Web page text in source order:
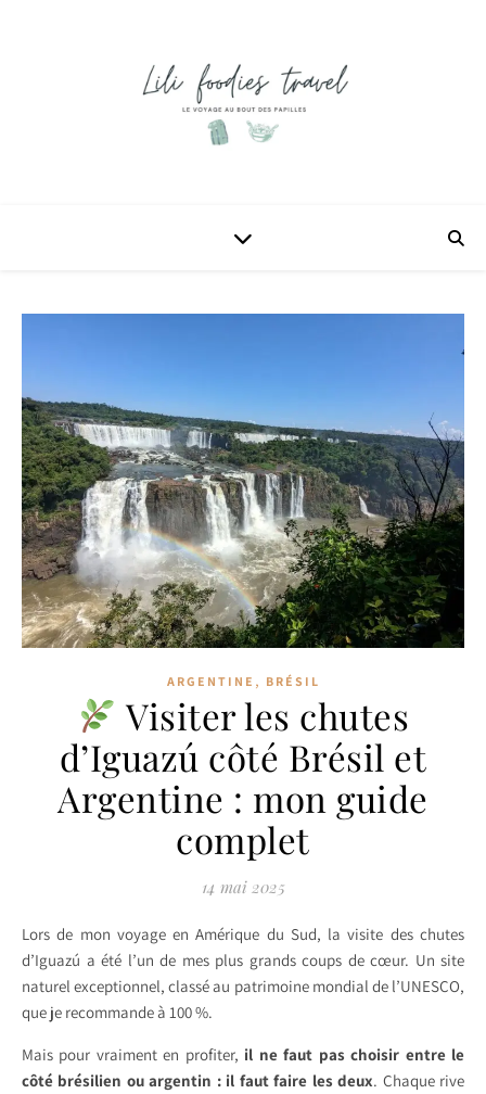
ARGENTINE , BRÉSIL
Visiter les chutes
d’Iguazú côté Brésil et
Argentine : mon guide
complet
14 mai 2025
Lors de mon voyage en Amérique du Sud, la visite des chutes
d’Iguazú a été l’un de mes plus grands coups de cœur. Un site
naturel exceptionnel, classé au patrimoine mondial de l’UNESCO,
que je recommande à 100 %.
Mais pour vraiment en profiter, il ne faut pas choisir entre le
côté brésilien ou argentin : il faut faire les deux. Chaque rive